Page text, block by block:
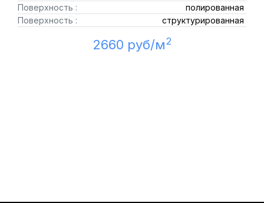
Поверхность :
полированная
Поверхность :
структурированная
2660 руб/м2